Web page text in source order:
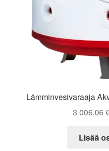
Lämminvesivaraaja
3 006,06
Lisää